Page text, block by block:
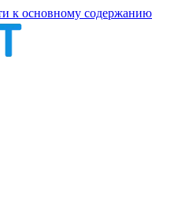
к основному содержанию